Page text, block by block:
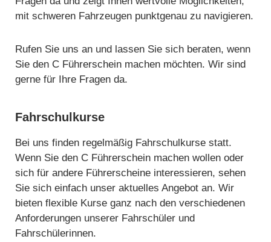
mit schweren Fahrzeugen punktgenau zu navigieren.
Rufen Sie uns an und lassen Sie sich beraten, wenn
Sie den C Führerschein machen möchten. Wir sind
gerne für Ihre Fragen da.
Fahrschulkurse
Bei uns finden regelmäßig Fahrschulkurse statt.
Wenn Sie den C Führerschein machen wollen oder
sich für andere Führerscheine interessieren, sehen
Sie sich einfach unser aktuelles Angebot an. Wir
bieten flexible Kurse ganz nach den verschiedenen
Anforderungen unserer Fahrschüler und
Fahrschülerinnen.